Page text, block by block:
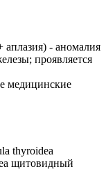
аплазия) - аномалия
проявляется
медицинские
thyroidea
щитовидный